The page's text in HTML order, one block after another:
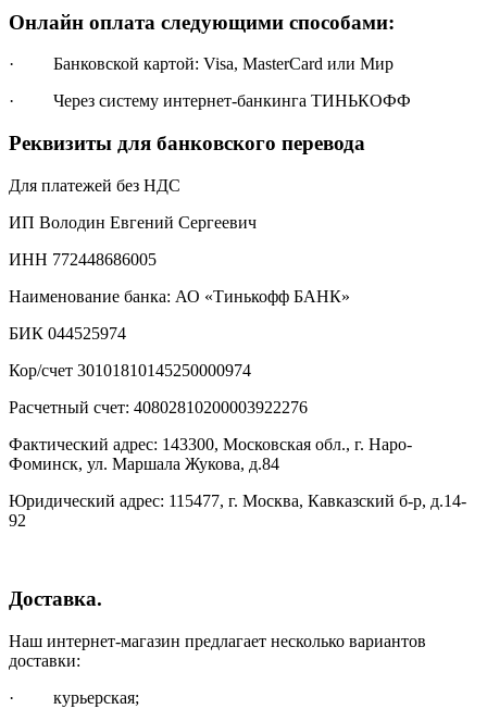
Онлайн оплата следующими способами:
· Банковской картой: Visa, MasterCard или Мир
· Через систему интернет-банкинга ТИНЬКОФФ
Реквизиты для банковского перевода
Для платежей без НДС
ИП Володин Евгений Сергеевич
ИНН 772448686005
Наименование банка: АО «Тинькофф БАНК»
БИК 044525974
Кор/счет 30101810145250000974
Расчетный счет: 40802810200003922276
Фактический адрес: 143300, Московская обл., г. Наро-
Фоминск, ул. Маршала Жукова, д.84
Юридический адрес: 115477, г. Москва, Кавказский б-р, д.14-
92
Доставка.
Наш интернет-магазин предлагает несколько вариантов
доставки:
· курьерская;